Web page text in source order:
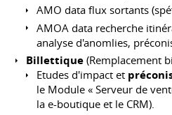
AMO data flux sortants
AMOA data recherche
analyse d'anomlies,
Billettique (Remplacement
Etudes d'impact et
le Module « Serveur de
la e-boutique et le CRM).